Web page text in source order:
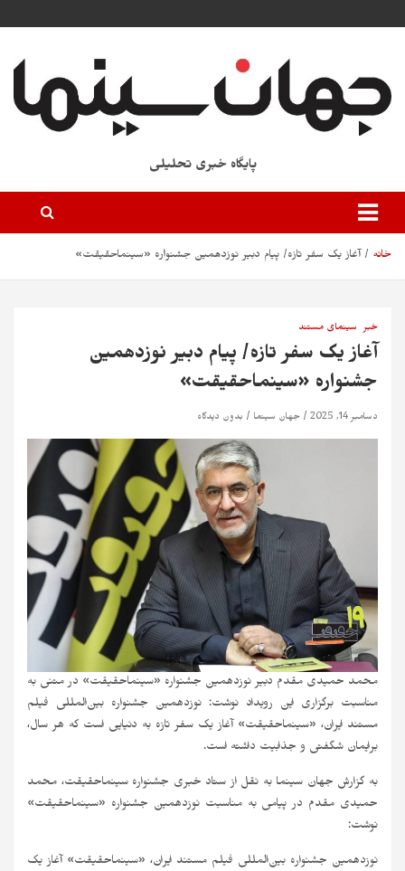
پایگاه خبری تحلیلی
خانه آغاز یک سفر تازه/ پیام دبیر نوزدهمین جشنواره «سینماحقیقت»
خبر سینمای مستند
آغاز یک سفر تازه/ پیام دبیر نوزدهمین
جشنواره «سینماحقیقت»
دسامبر 14, 2025 جهان سینما بدون دیدگاه
محمد حمیدی مقدم دبیر نوزدهمین جشنواره «سینماحقیقت» در متنی به
مناسبت برگزاری این رویداد نوشت: نوزدهمین جشنواره بین‌المللی فیلم
مستند ایران، «سینماحقیقت» آغاز یک سفر تازه به دنیایی است که هر سال،
برایمان شگفتی و جذابیت داشته است.
به گزارش جهان سینما به نقل از ستاد خبری جشنواره سینماحقیقت، محمد
حمیدی مقدم در پیامی به مناسبت نوزدهمین جشنواره «سینماحقیقت»
نوشت:
نوزدهمین جشنواره بین‌المللی فیلم مستند ایران، «سینماحقیقت» آغاز یک